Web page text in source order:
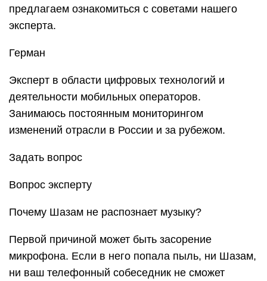
предлагаем ознакомиться с советами нашего
эксперта.
Герман
Эксперт в области цифровых технологий и
деятельности мобильных операторов.
Занимаюсь постоянным мониторингом
изменений отрасли в России и за рубежом.
Задать вопрос
Вопрос эксперту
Почему Шазам не распознает музыку?
Первой причиной может быть засорение
микрофона. Если в него попала пыль, ни Шазам,
ни ваш телефонный собеседник не сможет